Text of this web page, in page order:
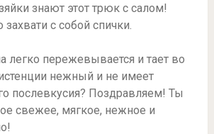
легко пережевывается и тает во
нежный и не имеет
послевкусия? Поздравляем! Ты
свежее, мягкое, нежное и